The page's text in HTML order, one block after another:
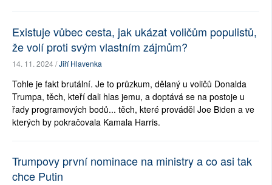
Existuje vůbec cesta, jak ukázat voličům populistů,
že volí proti svým vlastním zájmům?
14. 11. 2024 /Jiří Hlavenka
Tohle je fakt brutální. Je to průzkum, dělaný u voličů Donalda
Trumpa, těch, kteří dali hlas jemu, a doptává se na postoje u
řady programových bodů... těch, které prováděl Joe Biden a ve
kterých by pokračovala Kamala Harris.
Trumpovy první nominace na ministry a co asi tak
chce Putin